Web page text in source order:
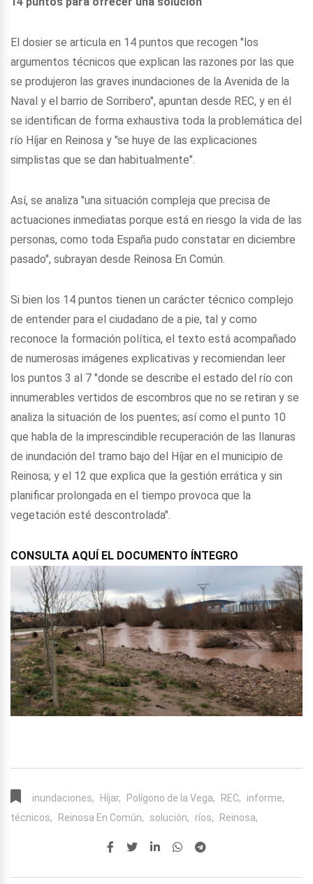
El dosier se articula en 14 puntos que recogen "los
argumentos técnicos que explican las razones por las que
se produjeron las graves inundaciones de la Avenida de la
Naval y el barrio de Sorribero", apuntan desde REC, y en él
se identifican de forma exhaustiva toda la problemática del
río Híjar en Reinosa y "se huye de las explicaciones
simplistas que se dan habitualmente".
Así, se analiza "una situación compleja que precisa de
actuaciones inmediatas porque está en riesgo la vida de las
personas, como toda España pudo constatar en diciembre
pasado", subrayan desde Reinosa En Común.
Si bien los 14 puntos tienen un carácter técnico complejo
de entender para el ciudadano de a pie, tal y como
reconoce la formación política, el texto está acompañado
de numerosas imágenes explicativas y recomiendan leer
los puntos 3 al 7 "donde se describe el estado del río con
innumerables vertidos de escombros que no se retiran y se
analiza la situación de los puentes; así como el punto 10
que habla de la imprescindible recuperación de las llanuras
de inundación del tramo bajo del Híjar en el municipio de
Reinosa; y el 12 que explica que la gestión errática y sin
planificar prolongada en el tiempo provoca que la
vegetación esté descontrolada".
CONSULTA AQUÍ EL DOCUMENTO ÍNTEGRO
inundaciones, Híjar, Polígono de la Vega, REC,
informe,
técnicos,
Reinosa En Común, solución, ríos, Reinosa,